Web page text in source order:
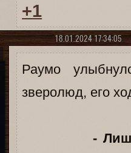
+1
18.01.2024 17:34:05
Раумо
зверолюд, его
-